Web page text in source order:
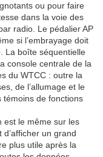
ou pour faire
dans la voie des
radio. Le pédalier AP
si l’embrayage doit
La boîte séquentielle
console centrale de la
du WTCC : outre la
de l’allumage et le
témoins de fonctions
est le même sur les
un grand
plus utile après la